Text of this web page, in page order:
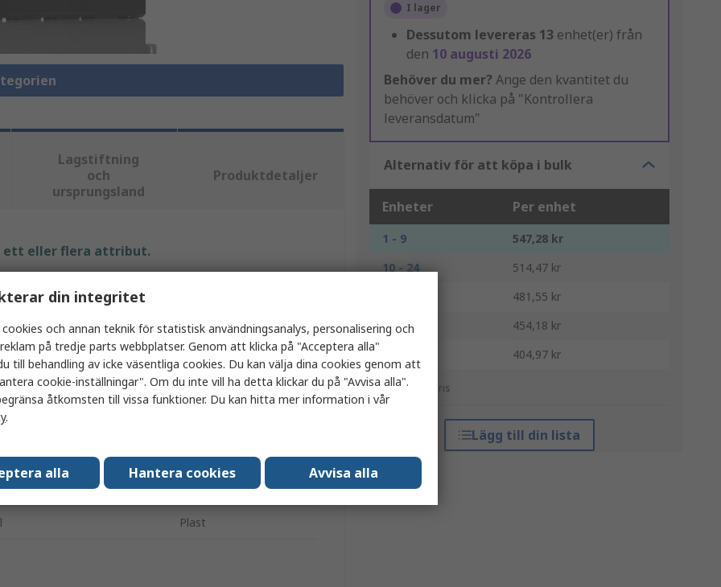
I lager
Dessutom levereras 13 enhet(er) från
den 10 augusti 2026
Behöver du mer? Ange den kvantitet du
behöver och klicka på "Kontrollera
leveransdatum"
Alternativ för att köpa i bulk
Enheter Per enhet
1 - 9
547,28 kr
10 - 24
514,47 kr
481,55 kr
50 - 99
454,18 kr
404,97 kr
*vägledande pris
Lägg till din lista
Lagstiftning
och
ursprungsland
Produktdetaljer
ett eller flera attribut.
EAO
Pilotlampa
IP40
No
Plast
din integritet
cookies och annan teknik för statistisk användningsanalys, personalisering och
på tredje parts webbplatser. Genom att klicka på "Acceptera alla"
till behandling av icke väsentliga cookies. Du kan välja dina cookies genom att
cookie-inställningar". Om du inte vill ha detta klickar du på "Avvisa alla".
åtkomsten till vissa funktioner. Du kan hitta mer information i vår
.
alla Hantera cookies Avvisa alla